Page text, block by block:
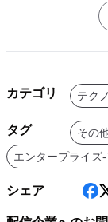
カテゴリ テク
タグ その
エンタープライズ
シェア